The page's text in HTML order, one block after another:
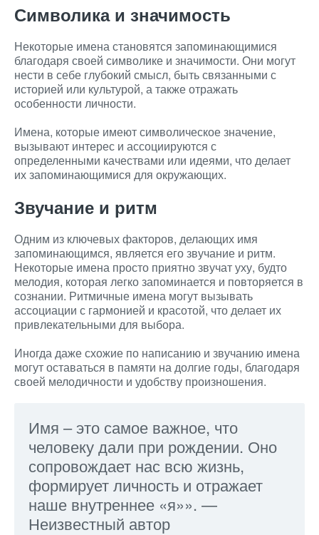
Символика и значимость
Некоторые имена становятся запоминающимися
благодаря своей символике и значимости. Они могут
нести в себе глубокий смысл, быть связанными с
историей или культурой, а также отражать
особенности личности.
Имена, которые имеют символическое значение,
вызывают интерес и ассоциируются с
определенными качествами или идеями, что делает
их запоминающимися для окружающих.
Звучание и ритм
Одним из ключевых факторов, делающих имя
запоминающимся, является его звучание и ритм.
Некоторые имена просто приятно звучат уху, будто
мелодия, которая легко запоминается и повторяется в
сознании. Ритмичные имена могут вызывать
ассоциации с гармонией и красотой, что делает их
привлекательными для выбора.
Иногда даже схожие по написанию и звучанию имена
могут оставаться в памяти на долгие годы, благодаря
своей мелодичности и удобству произношения.
Имя – это самое важное, что
человеку дали при рождении. Оно
сопровождает нас всю жизнь,
формирует личность и отражает
наше внутреннее «я»». —
Неизвестный автор